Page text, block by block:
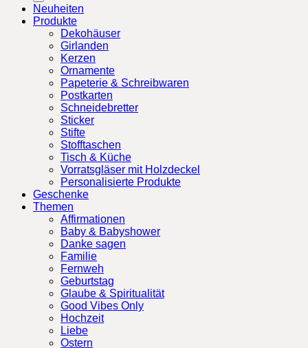
Neuheiten
Produkte
Dekohäuser
Girlanden
Kerzen
Ornamente
Papeterie & Schreibwaren
Postkarten
Schneidebretter
Sticker
Stifte
Stofftaschen
Tisch & Küche
Vorratsgläser mit Holzdeckel
Personalisierte Produkte
Geschenke
Themen
Affirmationen
Baby & Babyshower
Danke sagen
Familie
Fernweh
Geburtstag
Glaube & Spiritualität
Good Vibes Only
Hochzeit
Liebe
Ostern